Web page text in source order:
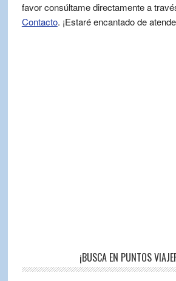
favor consúltame directamente a
Contacto. ¡Estaré encantado de
¡BUSCA EN PUNTOS